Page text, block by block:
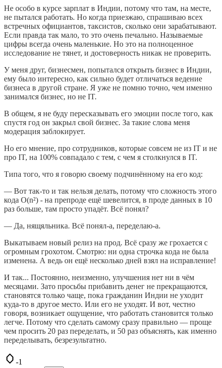
Не особо в курсе зарплат в Индии, потому что там, на месте,
не пытался работать. Но когда приезжаю, спрашиваю всех
встречных официантов, таксистов, сколько они зарабатывают.
Если правда так мало, то это очень печально. Называемые
цифры всегда очень маленькие. Но это на полноценное
исследование не тянет, и достоверность никак не проверить.
У меня друг, бизнесмен, попытался открыть бизнес в Индии,
ему было интересно, как сильно будет отличаться ведение
бизнеса в другой стране. Я уже не помню точно, чем именно
занимался бизнес, но не IT.
В общем, я не буду пересказывать его эмоции после того, как
спустя год он закрыл свой бизнес. За такие слова меня
модерация заблокирует.
Но его мнение, про сотрудников, которые совсем не из IT и не
про IT, на 100% совпадало с тем, с чем я столкнулся в IT.
Типа того, что я говорю своему подчинённому на его код:
— Вот так-то и так нельзя делать, потому что сложность этого
кода O(n²) - на препроде ещё шевелится, в проде данных в 10
раз больше, там просто упадёт. Всё понял?
— Да, нящяльника. Всё понял-а, переделаю-а.
Выкатываем новый релиз на прод. Всё сразу же грохается с
огромным грохотом. Смотрю: ни одна строчка кода не была
изменена. А ведь он ещё несколько дней взял на исправление!
И так... Постоянно, неизменно, улучшения нет ни в чём
месяцами. Зато просьбы прибавить денег не прекращаются,
становятся только чаще, пока гражданин Индии не уходит
куда-то в другое место. Или его не уходят. И вот, честно
говоря, возникает ощущение, что работать становится только
легче. Потому что сделать самому сразу правильно — проще
чем просить 20 раз переделать, и 50 раз объяснять, как именно
переделывать, безрезультатно.
-1